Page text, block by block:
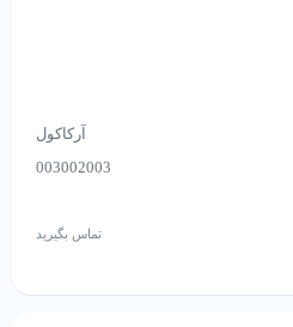
آرکاکول
003002003
تماس بگیرید